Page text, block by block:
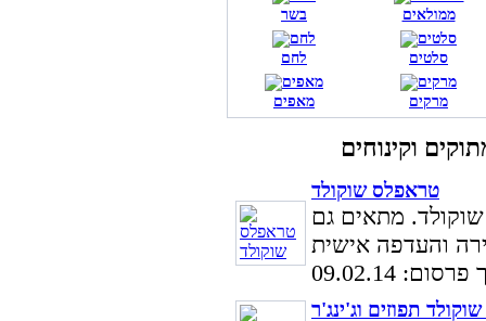
בשר ממולאים
לחם סלטים
מאפים מרקים
טראפלס שוקולד
מתאים גם
09.02.14
תפוזים וג'ינג'ר